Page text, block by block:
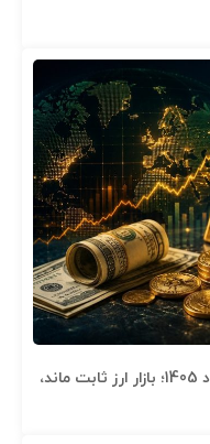
قیمت دلار، طلا و سکه جمعه 16 مرداد 1405؛ بازار ارز ثابت ماند،